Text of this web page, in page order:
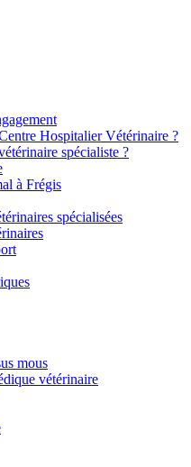
Hospitalier Vétérinaire ?
spécialiste ?
à Frégis
spécialisées
mous
vétérinaire